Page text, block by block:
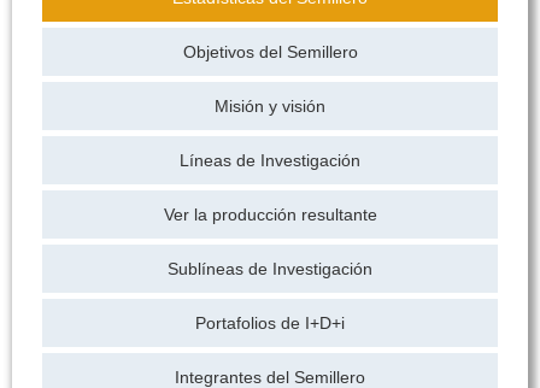
Objetivos del Semillero
Misión y visión
Líneas de Investigación
Ver la producción resultante
Sublíneas de Investigación
Portafolios de I+D+i
Integrantes del Semillero